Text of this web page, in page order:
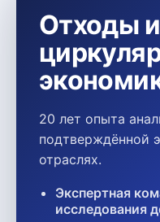
Отходы и
20 лет опыта
подтверждённой
отраслях.
Экспертная
исследования